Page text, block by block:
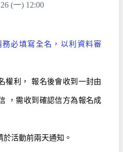
(一) 12:00
務必填寫全名，以利資料審
權利， 報名後會收到一封由
，需收到確認信方為報名成
活動前兩天通知。